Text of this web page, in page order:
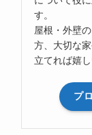
す。
屋根・外壁
方、大切な
立てれば嬉し
プ